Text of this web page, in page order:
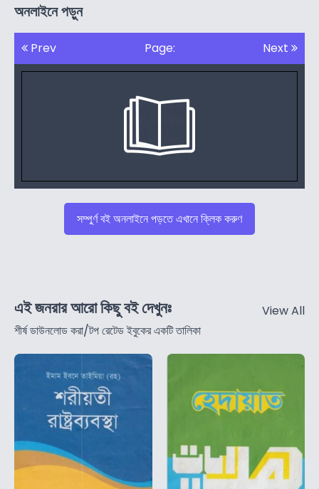
অনলাইনে পড়ুন
Prev Page: Next
সম্পুর্ণ বই অনলাইনে পড়তে এখানে ক্লিক করুণ
এই জনরার আরো কিছু বই দেখুনঃ
শীর্ষ ডাউনলোড করা/টপ রেটেড ইবুকের একটি তালিকা
View All